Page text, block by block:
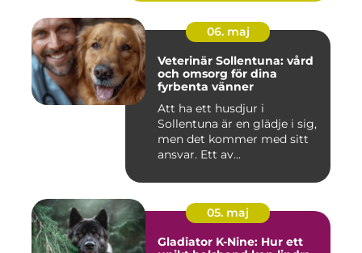
06. maj
Veterinär Sollentuna: vård
och omsorg för dina
fyrbenta vänner
Att ha ett husdjur i
Sollentuna är en glädje i sig,
men det kommer med sitt
ansvar. Ett av...
05. maj
Gladiator K-Nine: Hur ett